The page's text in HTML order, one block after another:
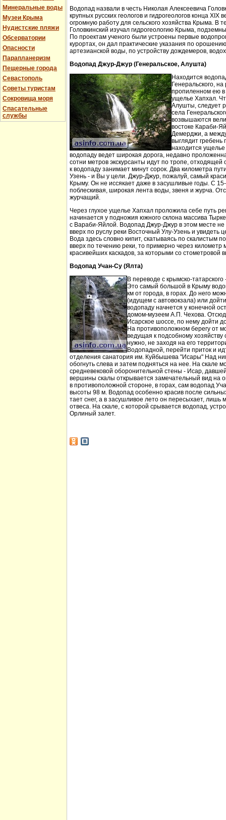
Минеральные воды
Музеи Крыма
Нудистские пляжи
Обсерватории
Опасности
Парапланеризм
Пещерные города
Севастополь
Советы туристам
Сокровища моря
Спасательные
службы
Водопад назвали в честь Николая Алексеевича
крупных русских геологов и гидрогеологов конца XIX
огромную работу для сельского хозяйства Крыма. В
Головкинский изучал гидрогеологию Крыма,
По проектам ученого были устроены первые
курортах, он дал практические указания по
артезианской воды, по устройству дождемеров,
Водопад Джур-Джур (Генеральское, Алушта)
Находится
Генеральского,
пропиленном ею в
ущелье Хапхал.
Алушты, следует
села
возвышаются
востоке Караби-
Демерджи, а
выглядит гребень
находится
водопаду ведет широкая дорога, недавно
сотни метров экскурсанты идут по тропе, отходящей
к водопаду занимает минут сорок. Два километра
Узень - и Вы у цели. Джур-Джур, пожалуй, самый
Крыму. Он не иссякает даже в засушливые годы. С
поблескивая, широкая лента воды, звеня и журча.
журчащий.
Через глухое ущелье Хапхал проложила себе путь
начинается у подножия южного склона массива
с Вараби-Яйлой. Водопад Джур-Джур в этом месте
вверх по руслу реки Восточный Улу-Узень и увидеть
Вода здесь словно кипит, скатываясь по скалистым
вверх по течению реки, то примерно через километр
красивейших каскадов, за которыми со стометровой
Водопад Учан-Су (Ялта)
В переводе с крымско-
Это самый большой в Крыму
км от города, в горах. До него
(идущем с автовокзала) или
водопаду начнется у конечной
домом-музеем А.П. Чехова.
Исарское шоссе, по нему дойти
На противоположном берегу от
ведущая к подсобному
нужно, не заходя на его
Водопадной, перейти приток и
отделения санатория им. Куйбышева "Исары" Над
обогнуть слева и затем подняться на нее. На скале
средневековой оборонительной стены - Исар,
вершины скалы открывается замечательный вид на
в противоположной стороне, в горах, сам водопад
высоты 98 м. Водопад особенно красив после
тает снег, а в засушливое лето он пересыхает, лишь
отвеса. На скале, с которой срывается водопад,
Орлиный залет.